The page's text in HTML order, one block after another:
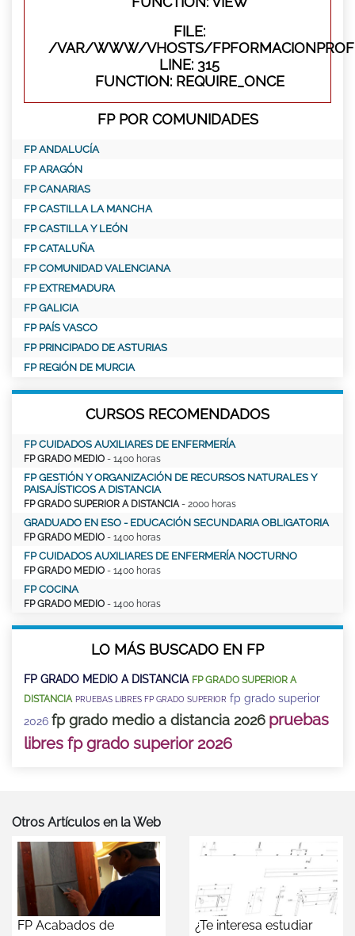
FILE:
/VAR/WWW/VHOSTS/
LINE: 315
FUNCTION: REQUIRE_ONCE
FP POR COMUNIDADES
FP ANDALUCÍA
FP ARAGÓN
FP CANARIAS
FP CASTILLA LA MANCHA
FP CASTILLA Y LEÓN
FP CATALUÑA
FP COMUNIDAD VALENCIANA
FP EXTREMADURA
FP GALICIA
FP PAÍS VASCO
FP PRINCIPADO DE ASTURIAS
FP REGIÓN DE MURCIA
CURSOS RECOMENDADOS
FP CUIDADOS AUXILIARES DE ENFERMERÍA
FP GRADO MEDIO - 1400 horas
FP GESTIÓN Y ORGANIZACIÓN DE RECURSOS NATURALES Y
PAISAJÍSTICOS A DISTANCIA
FP GRADO SUPERIOR A DISTANCIA- 2000 horas
GRADUADO EN ESO - EDUCACIÓN SECUNDARIA OBLIGATORIA
FP GRADO MEDIO - 1400 horas
FP CUIDADOS AUXILIARES DE ENFERMERÍA NOCTURNO
FP GRADO MEDIO - 1400 horas
FP COCINA
FP GRADO MEDIO - 1400 horas
LO MÁS BUSCADO EN FP
FP GRADO MEDIO A DISTANCIA FP GRADO SUPERIOR A
DISTANCIA PRUEBAS LIBRES FP GRADO SUPERIOR fp grado superior
2026 fp grado medio a distancia 2026 pruebas
libres fp grado superior 2026
Otros Artículos en la Web
FP Acabados de
¿Te interesa estudiar